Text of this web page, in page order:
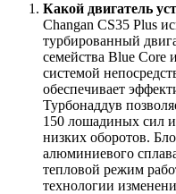
Какой двигатель
Changan CS35 Plus
турбированный
семейства Blue Core
системой
обеспечивает
Турбонаддув
150 лошадиных сил
низких оборотов.
алюминиевого
тепловой режим
технологии